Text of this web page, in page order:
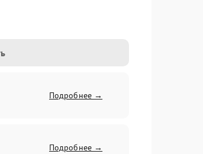
Подробнее →
Подробнее →